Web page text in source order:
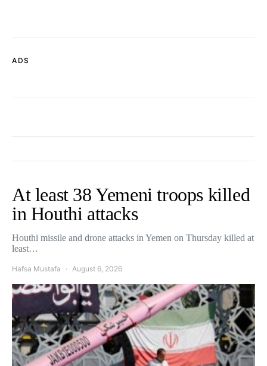
ADS
At least 38 Yemeni troops killed
in Houthi attacks
Houthi missile and drone attacks in Yemen on Thursday killed at
least…
Hafsa Mustafa August 6, 2026